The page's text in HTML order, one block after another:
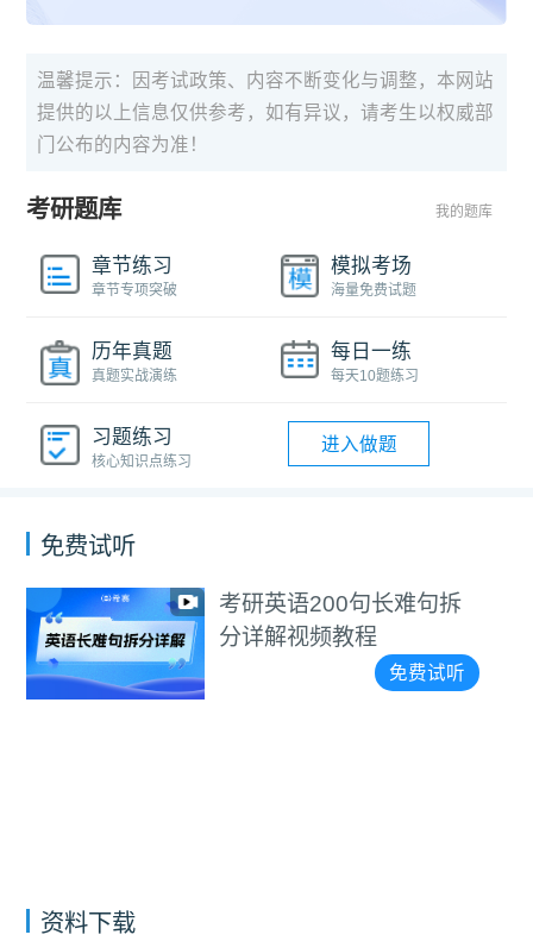
温馨提示：因考试政策、内容不断变化与调整，本网站
提供的以上信息仅供参考，如有异议，请考生以权威部
门公布的内容为准！
考研题库 我的题库
章节练习
章节专项突破
模拟考场
海量免费试题
历年真题
真题实战演练
每日一练
每天10题练习
习题练习
核心知识点练习
进入做题
免费试听
200句长难句拆
频教程
免费试听
考研
资料下载